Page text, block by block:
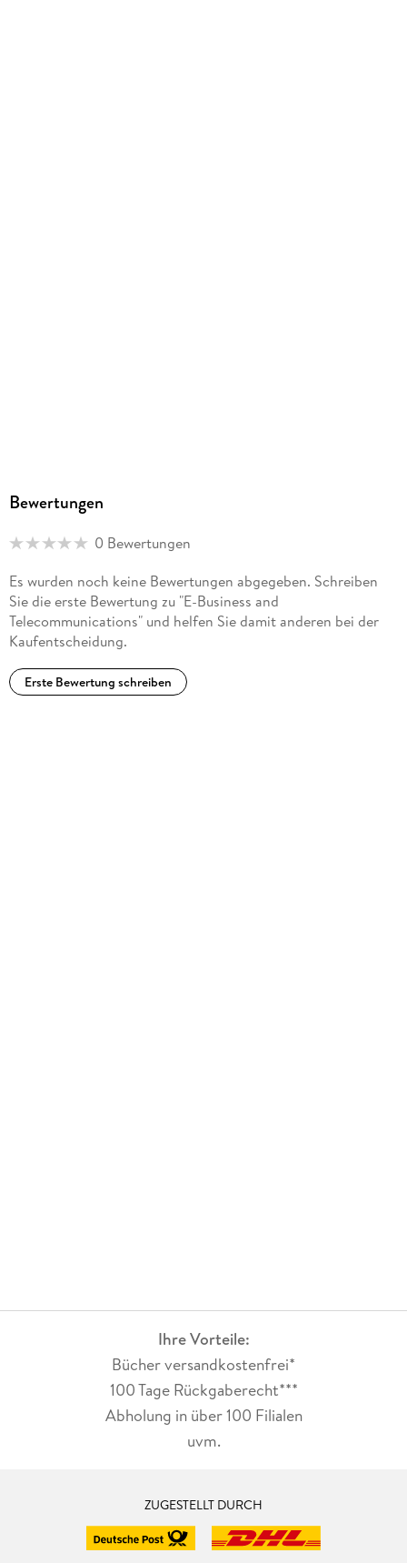
Bewertungen
0 Bewertungen
Es wurden noch keine Bewertungen abgegeben. Schreiben
Sie die erste Bewertung zu "E-Business and
Telecommunications" und helfen Sie damit anderen bei der
Kaufentscheidung.
Erste Bewertung schreiben
Ihre Vorteile:
Bücher versandkostenfrei*
100 Tage Rückgaberecht***
Abholung in über 100 Filialen
uvm.
ZUGESTELLT DURCH